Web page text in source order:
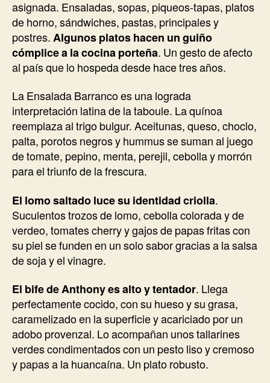
asignada. Ensaladas, sopas, piqueos-tapas, platos
de horno, sándwiches, pastas, principales y
postres. Algunos platos hacen un guiño
cómplice a la cocina porteña. Un gesto de afecto
al país que lo hospeda desde hace tres años.
La Ensalada Barranco es una lograda
interpretación latina de la taboule. La quínoa
reemplaza al trigo bulgur. Aceitunas, queso, choclo,
palta, porotos negros y hummus se suman al juego
de tomate, pepino, menta, perejil, cebolla y morrón
para el triunfo de la frescura.
El lomo saltado luce su identidad criolla.
Suculentos trozos de lomo, cebolla colorada y de
verdeo, tomates cherry y gajos de papas fritas con
su piel se funden en un solo sabor gracias a la salsa
de soja y el vinagre.
El bife de Anthony es alto y tentador. Llega
perfectamente cocido, con su hueso y su grasa,
caramelizado en la superficie y acariciado por un
adobo provenzal. Lo acompañan unos tallarines
verdes condimentados con un pesto liso y cremoso
y papas a la huancaína. Un plato robusto.